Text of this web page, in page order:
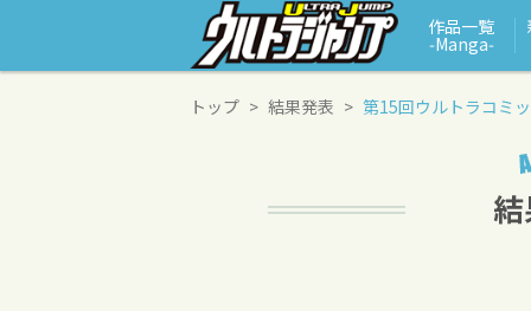
作品一覧
‑Manga‑
トップ 結果発表 第15回ウルトラコミ